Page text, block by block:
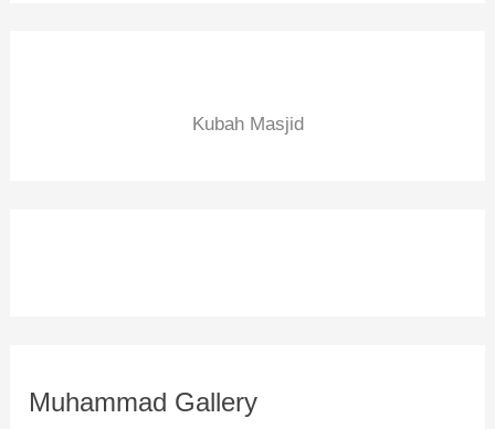
Kubah Masjid
Muhammad Gallery